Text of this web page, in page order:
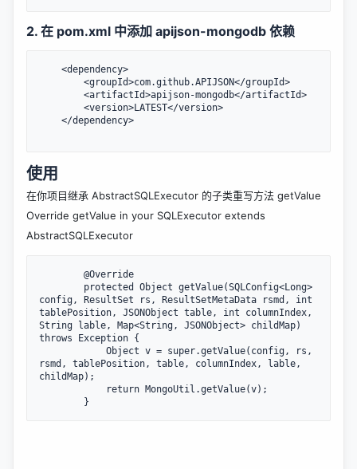
2. 在 pom.xml 中添加 apijson-mongodb 依赖
	<
dependency>
	    <
groupId>com.github.APIJSON</groupId>
	    <
artifactId>apijson-mongodb</artifactId>
	    <
version>LATEST</version>
	</
dependency>
使用
在你项目继承 AbstractSQLExecutor 的子类重写方法 getValue
Override getValue in your SQLExecutor extends
AbstractSQLExecutor
@Override
protected
Object getValue(SQLConfig<Long
config, ResultSet rs , ResultSetMetaData rsmd , int
tablePosition, JSONObject table, int columnIndex
String
lable, Map<String, JSONObject> childMap
throws
Exception {
Object v = super.getValue( config, rs
rsmd , tablePosition, table, columnIndex, lable
childMap);
return MongoUtil .getValue(v);
        }